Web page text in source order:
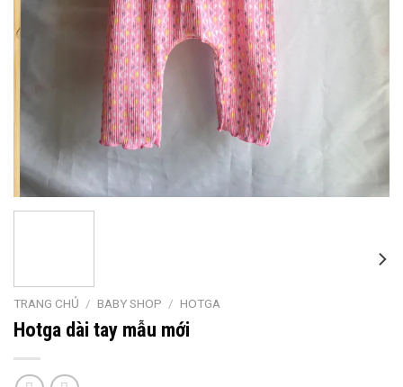
TRANG CHỦ / BABY SHOP / HOTGA
Hotga dài tay mẫu mới